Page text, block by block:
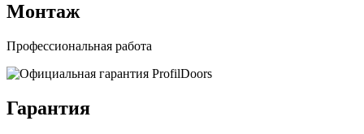
Монтаж
Профессиональная работа
Гарантия